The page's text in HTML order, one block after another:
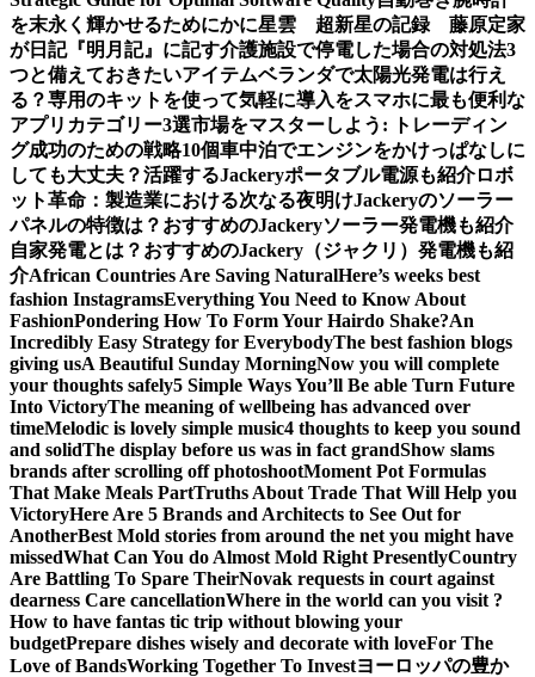
を末永く輝かせるためにかに星雲 超新星の記録 藤原定家
が日記『明月記』に記す介護施設で停電した場合の対処法3
つと備えておきたいアイテムベランダで太陽光発電は行え
る？専用のキットを使って気軽に導入をスマホに最も便利な
アプリカテゴリー3選市場をマスターしよう: トレーディン
グ成功のための戦略10個車中泊でエンジンをかけっぱなしに
しても大丈夫？活躍するJackeryポータブル電源も紹介ロボ
ット革命：製造業における次なる夜明けJackeryのソーラー
パネルの特徴は？おすすめのJackeryソーラー発電機も紹介
自家発電とは？おすすめのJackery（ジャクリ）発電機も紹
介African Countries Are Saving NaturalHere’s weeks best
fashion InstagramsEverything You Need to Know About
FashionPondering How To Form Your Hairdo Shake?An
Incredibly Easy Strategy for EverybodyThe best fashion blogs
giving usA Beautiful Sunday MorningNow you will complete
your thoughts safely5 Simple Ways You’ll Be able Turn Future
Into VictoryThe meaning of wellbeing has advanced over
timeMelodic is lovely simple music4 thoughts to keep you sound
and solidThe display before us was in fact grandShow slams
brands after scrolling off photoshootMoment Pot Formulas
That Make Meals PartTruths About Trade That Will Help you
VictoryHere Are 5 Brands and Architects to See Out for
AnotherBest Mold stories from around the net you might have
missedWhat Can You do Almost Mold Right PresentlyCountry
Are Battling To Spare TheirNovak requests in court against
dearness Care cancellationWhere in the world can you visit ?
How to have fantas tic trip without blowing your
budgetPrepare dishes wisely and decorate with loveFor The
Love of BandsWorking Together To Investヨーロッパの豊か